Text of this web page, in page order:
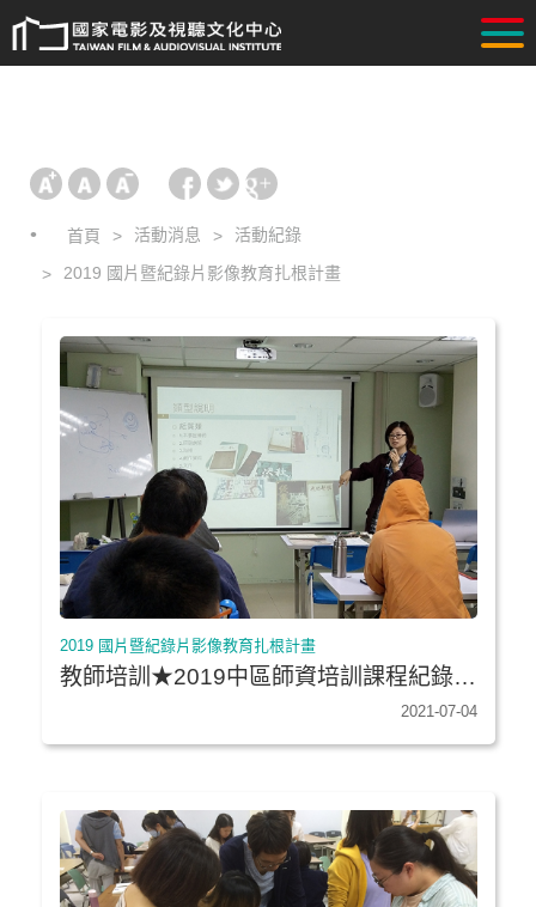
首頁 活動消息
活動紀錄
2019 國片暨紀錄片影像教育扎根計畫
2019 國片暨紀錄片影像教育扎根計畫
教師培訓★2019中區師資培訓課程紀錄專
2021-07-04